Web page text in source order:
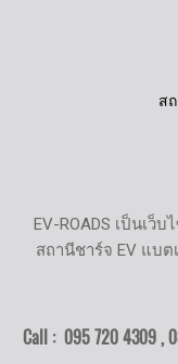
ส
EV-ROADS เป็นเ
สถานีชาร์จ EV แบ
Call : 095 720 4309 ,